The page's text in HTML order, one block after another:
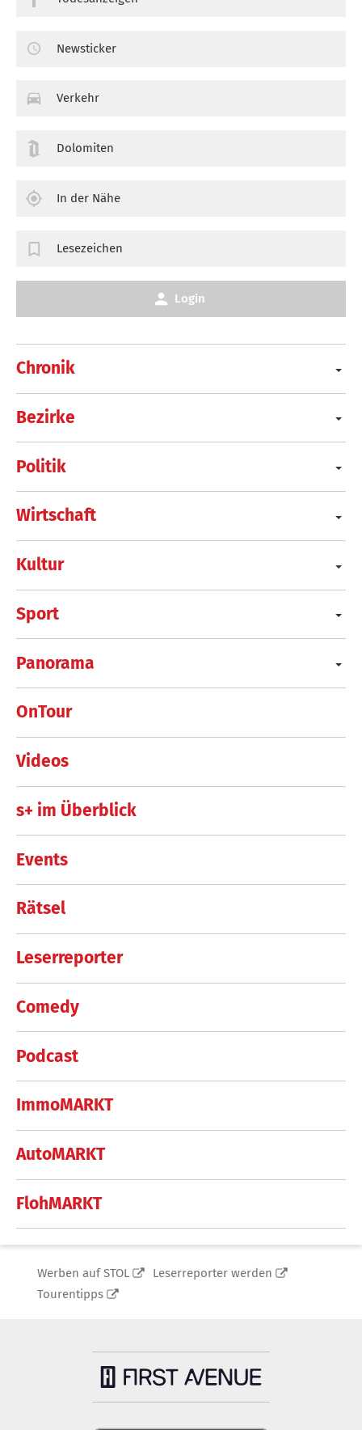
Chronik
Bezirke
Politik
Wirtschaft
Kultur
Sport
Panorama
OnTour
Videos
s+ im Überblick
Events
Rätsel
Leserreporter
Comedy
Podcast
ImmoMARKT
AutoMARKT
FlohMARKT
Newsticker
Verkehr
Dolomiten
In der Nähe
Lesezeichen
Login
Werben auf STOL
Leserreporter werden
Tourentipps